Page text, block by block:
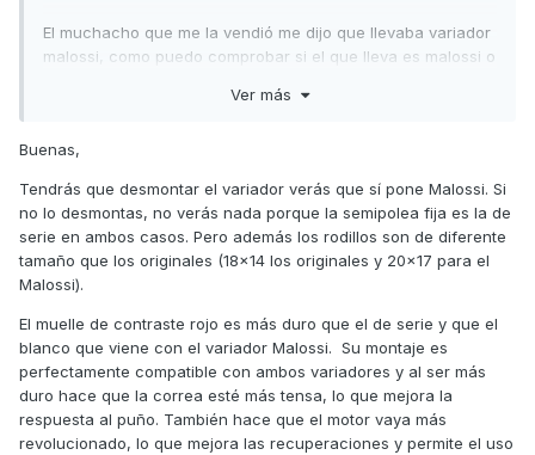
El muchacho que me la vendió me dijo que llevaba variador
malossi, como puedo comprobar si el que lleva es malossi o
desmontar no creo que lleve el nombre puesto...
Por otro lado, he visto que en el embrague lleva el muelle
rojo de malossi, esto en que afecta? Ya sé que es un
muelle duro para contrarrestar la fuerza de los variadores
malossi por ejemplo, pero, si no llevará el variador malossi
afectaría negativamente a la moto??
He visto por el foro que la gente con variador malossi sale a
unas 9000 vueltas pero miSDsale a 7500 y en cuanto ha
salido se baja a 7000 y para llegar a 9000 me las veo
crudas...
Ver más
Buenas,
Tendrás que desmontar el variador verás que sí pone Malossi. Si
no lo desmontas, no verás nada porque la semipolea fija es la de
serie en ambos casos. Pero además los rodillos son de diferente
tamaño que los originales (18x14 los originales y 20x17 para el
Malossi).
El muelle de contraste rojo es más duro que el de serie y que el
blanco que viene con el variador Malossi. Su montaje es
perfectamente compatible con ambos variadores y al ser más
duro hace que la correa esté más tensa, lo que mejora la
respuesta al puño. También hace que el motor vaya más
revolucionado, lo que mejora las recuperaciones y permite el uso